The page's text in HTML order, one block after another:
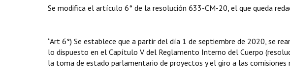
Se modifica el artículo 6° de la resolución 633-CM-20, el que queda
“Art 6°) Se establece que a partir del día 1 de septiembre de 2020, se
lo dispuesto en el Capítulo V del Reglamento Interno del Cuerpo
la toma de estado parlamentario de proyectos y el giro a las